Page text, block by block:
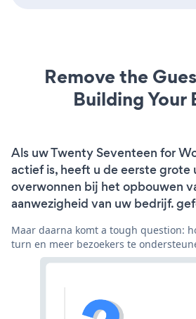
Remove the
Building Your
Als uw Twenty Seventeen for
actief is, heeft u de eerste grote
overwonnen bij het opbouwen
aanwezigheid van uw bedrijf.
Maar daarna komt a tough question:
turn en meer bezoekers te